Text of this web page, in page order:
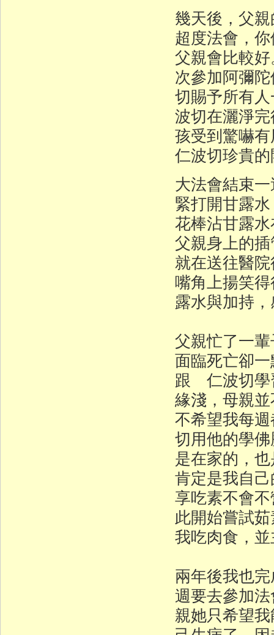
幾天後，父
超度法會，
父親會比較
次參加阿彌
切賜予所有
波切在灑淨
孩受到驚嚇
仁波切珍貴
大法會結束
緊打開甘露
花棒沾甘露
父親身上的
就在送往醫
嘴角上揚笑
露水與加持
父親忙了一
面臨死亡卻
跟 仁波切學
緣淺，母親
不希望我每
切用他的學
是在家的，
肯定是我自
享吃素不會
此開始嘗試
我吃肉食，
兩年後我也
週要去參加
親她只希望